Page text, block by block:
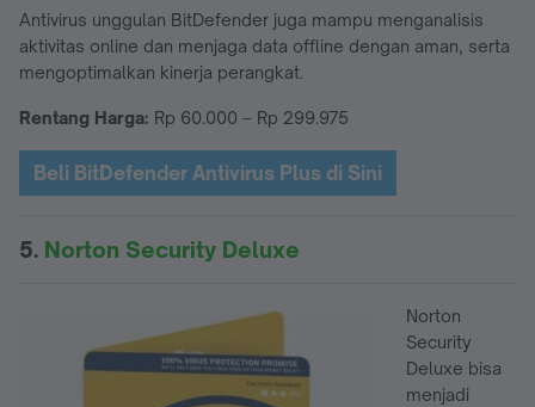
Antivirus unggulan BitDefender juga mampu menganalisis
aktivitas online dan menjaga data offline dengan aman, serta
mengoptimalkan kinerja perangkat.
Rentang Harga: Rp 60.000 – Rp 299.975
Beli BitDefender Antivirus Plus di Sini
5. Norton Security Deluxe
Norton
Security
Deluxe bisa
menjadi